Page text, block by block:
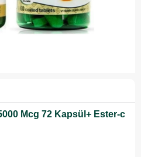
Mcg 72 Kapsül+ Ester-c